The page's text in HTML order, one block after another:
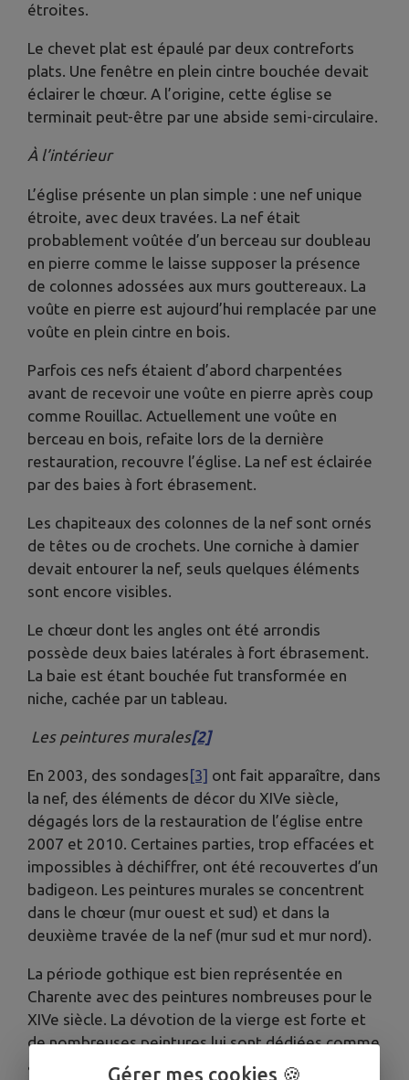
étroites.
Le chevet plat est épaulé par deux contreforts
plats. Une fenêtre en plein cintre bouchée devait
éclairer le chœur. A l’origine, cette église se
terminait peut-être par une abside semi-circulaire.
À l’intérieur
L’église présente un plan simple : une nef unique
étroite, avec deux travées. La nef était
probablement voûtée d’un berceau sur doubleau
en pierre comme le laisse supposer la présence
de colonnes adossées aux murs gouttereaux. La
voûte en pierre est aujourd’hui remplacée par une
voûte en plein cintre en bois.
Parfois ces nefs étaient d’abord charpentées
avant de recevoir une voûte en pierre après coup
comme Rouillac. Actuellement une voûte en
berceau en bois, refaite lors de la dernière
restauration, recouvre l’église. La nef est éclairée
par des baies à fort ébrasement.
Les chapiteaux des colonnes de la nef sont ornés
de têtes ou de crochets. Une corniche à damier
devait entourer la nef, seuls quelques éléments
sont encore visibles.
Le chœur dont les angles ont été arrondis
possède deux baies latérales à fort ébrasement.
La baie est étant bouchée fut transformée en
niche, cachée par un tableau.
Les peintures murales[2]
En 2003, des sondages [3] ont fait apparaître, dans
la nef, des éléments de décor du XIVe siècle,
dégagés lors de la restauration de l’église entre
2007 et 2010. Certaines parties, trop effacées et
impossibles à déchiffrer, ont été recouvertes d’un
badigeon. Les peintures murales se concentrent
dans le chœur (mur ouest et sud) et dans la
deuxième travée de la nef (mur sud et mur nord).
La période gothique est bien représentée en
Charente avec des peintures nombreuses pour le
XIVe siècle. La dévotion de la vierge est forte et
de nombreuses peintures lui sont dédiées comme
à Saint-Amant de Boixe, Bonneville…
Gérer mes cookies 🍪